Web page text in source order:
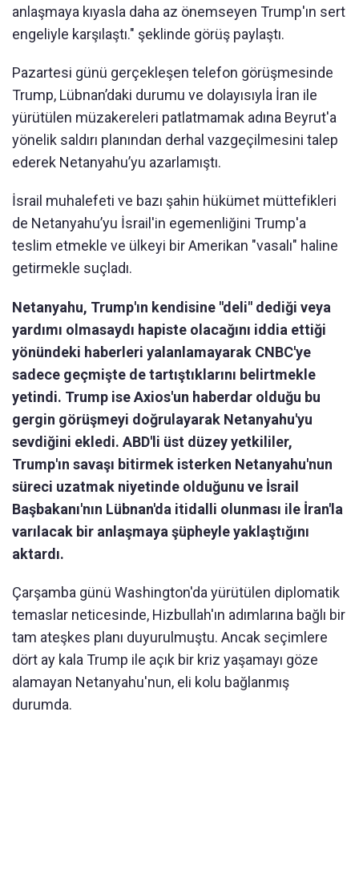
anlaşmaya kıyasla daha az önemseyen Trump'ın sert
engeliyle karşılaştı." şeklinde görüş paylaştı.
Pazartesi günü gerçekleşen telefon görüşmesinde
Trump, Lübnan’daki durumu ve dolayısıyla İran ile
yürütülen müzakereleri patlatmamak adına Beyrut'a
yönelik saldırı planından derhal vazgeçilmesini talep
ederek Netanyahu’yu azarlamıştı.
İsrail muhalefeti ve bazı şahin hükümet müttefikleri
de Netanyahu’yu İsrail'in egemenliğini Trump'a
teslim etmekle ve ülkeyi bir Amerikan "vasalı" haline
getirmekle suçladı.
Netanyahu, Trump'ın kendisine "deli" dediği veya
yardımı olmasaydı hapiste olacağını iddia ettiği
yönündeki haberleri yalanlamayarak CNBC'ye
sadece geçmişte de tartıştıklarını belirtmekle
yetindi. Trump ise Axios'un haberdar olduğu bu
gergin görüşmeyi doğrulayarak Netanyahu'yu
sevdiğini ekledi. ABD'li üst düzey yetkililer,
Trump'ın savaşı bitirmek isterken Netanyahu'nun
süreci uzatmak niyetinde olduğunu ve İsrail
Başbakanı'nın Lübnan'da itidalli olunması ile İran'la
varılacak bir anlaşmaya şüpheyle yaklaştığını
aktardı.
Çarşamba günü Washington'da yürütülen diplomatik
temaslar neticesinde, Hizbullah'ın adımlarına bağlı bir
tam ateşkes planı duyurulmuştu. Ancak seçimlere
dört ay kala Trump ile açık bir kriz yaşamayı göze
alamayan Netanyahu'nun, eli kolu bağlanmış
durumda.